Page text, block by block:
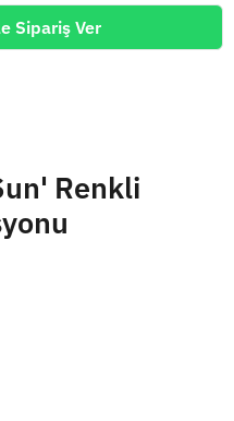
Sipariş Ver
Renkli